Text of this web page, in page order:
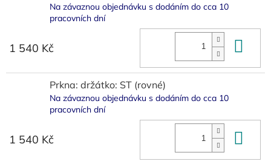
Na závaznou objednávku s dodáním do cca 10
pracovních dní
1 540 Kč
Prkna: držátko: ST (rovné)
Na závaznou objednávku s dodáním do cca 10
pracovních dní
1 540 Kč